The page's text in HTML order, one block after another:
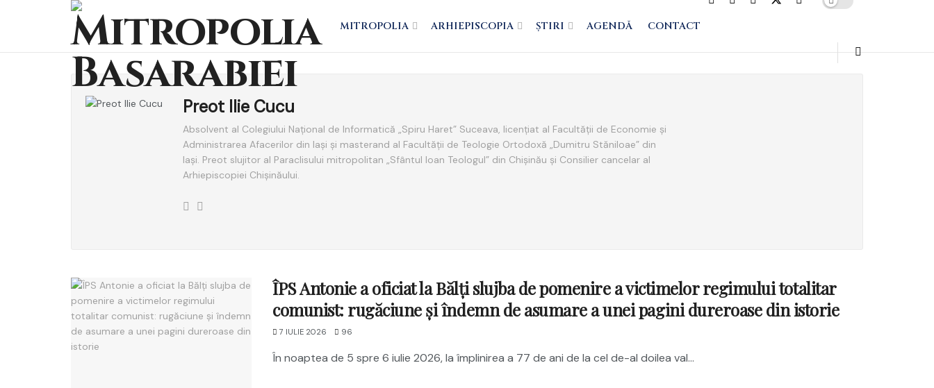
MITROPOLIA ARHIEPISCOPIA ȘTIRI AGENDĂ CONTACT
Preot Ilie Cucu
Absolvent al Colegiului Național de Informatică „Spiru Haret” Suceava, licențiat al Facultății de Economie și
Administrarea Afacerilor din Iași și masterand al Facultății de Teologie Ortodoxă „Dumitru Stăniloae” din
Iași. Preot slujitor al Paraclisului mitropolitan „Sfântul Ioan Teologul” din Chișinău și Consilier cancelar al
Arhiepiscopiei Chișinăului.
ÎPS Antonie a oficiat la Bălți slujba de pomenire a victimelor regimului totalitar
comunist: rugăciune și îndemn de asumare a unei pagini dureroase din istorie
7 IULIE 2026 96
În noaptea de 5 spre 6 iulie 2026, la împlinirea a 77 de ani de la cel de-al doilea val...